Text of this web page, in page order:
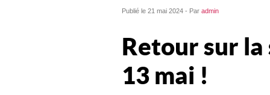
Publié le 21 mai 2024 - Par admin
Retour sur
13 mai !